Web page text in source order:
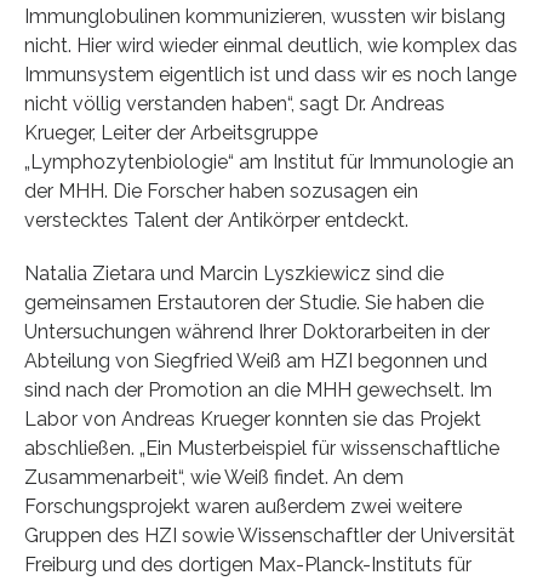
Immunglobulinen kommunizieren, wussten wir bislang
nicht. Hier wird wieder einmal deutlich, wie komplex das
Immunsystem eigentlich ist und dass wir es noch lange
nicht völlig verstanden haben“, sagt Dr. Andreas
Krueger, Leiter der Arbeitsgruppe
„Lymphozytenbiologie“ am Institut für Immunologie an
der MHH. Die Forscher haben sozusagen ein
verstecktes Talent der Antikörper entdeckt.
Natalia Zietara und Marcin Lyszkiewicz sind die
gemeinsamen Erstautoren der Studie. Sie haben die
Untersuchungen während Ihrer Doktorarbeiten in der
Abteilung von Siegfried Weiß am HZI begonnen und
sind nach der Promotion an die MHH gewechselt. Im
Labor von Andreas Krueger konnten sie das Projekt
abschließen. „Ein Musterbeispiel für wissenschaftliche
Zusammenarbeit“, wie Weiß findet. An dem
Forschungsprojekt waren außerdem zwei weitere
Gruppen des HZI sowie Wissenschaftler der Universität
Freiburg und des dortigen Max-Planck-Instituts für